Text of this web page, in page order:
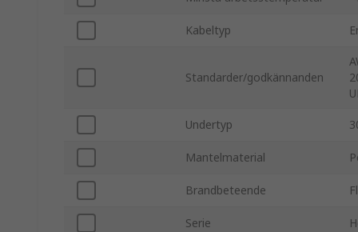
Kabeltyp
Standarder/godkännanden
Undertyp
Mantelmaterial
Brandbeteende
Serie